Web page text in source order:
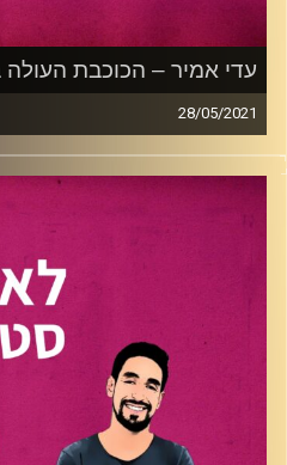
האזינו לפרק שיוביל אתכם לצעד
שלכם!
קרדיט תמונות:נתנאל גולדפדר
עדי אמיר – הכוכבת העולה
28/05/2021
הכירו אתעדי אמיר
, בת 23
במשפטיםבאוניברסיטת בר אילן.
בפרק, משוחחים השניים על
ועל אוניברסיטת בר אילן בפרט.
החל מהפרויקט הראשון בו
עוד מספרת עדי על תפקידה